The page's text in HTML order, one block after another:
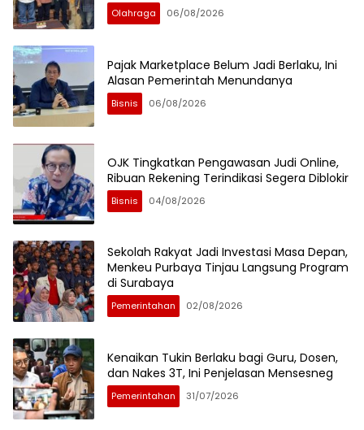
Olahraga 06/08/2026
Pajak Marketplace Belum Jadi Berlaku, Ini
Alasan Pemerintah Menundanya
Bisnis 06/08/2026
OJK Tingkatkan Pengawasan Judi Online,
Ribuan Rekening Terindikasi Segera Diblokir
Bisnis 04/08/2026
Sekolah Rakyat Jadi Investasi Masa Depan,
Menkeu Purbaya Tinjau Langsung Program
di Surabaya
Pemerintahan 02/08/2026
Kenaikan Tukin Berlaku bagi Guru, Dosen,
dan Nakes 3T, Ini Penjelasan Mensesneg
Pemerintahan 31/07/2026